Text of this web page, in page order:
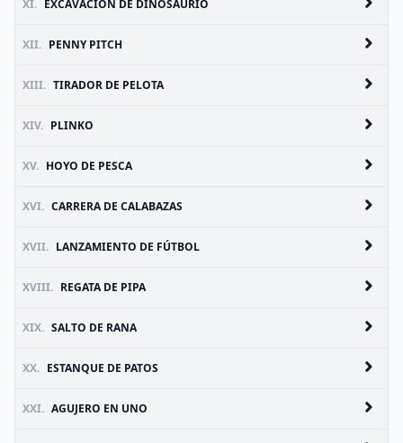
XI. EXCAVACIÓN DE DINOSAURIO
XII. PENNY PITCH
XIII. TIRADOR DE PELOTA
XIV. PLINKO
XV. HOYO DE PESCA
XVI. CARRERA DE CALABAZAS
XVII. LANZAMIENTO DE FÚTBOL
XVIII. REGATA DE PIPA
XIX. SALTO DE RANA
XX. ESTANQUE DE PATOS
XXI. AGUJERO EN UNO